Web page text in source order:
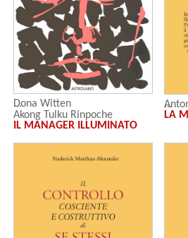
Dona Witten
Akong Tulku Rinpoche
IL MANAGER ILLUMINATO
LA